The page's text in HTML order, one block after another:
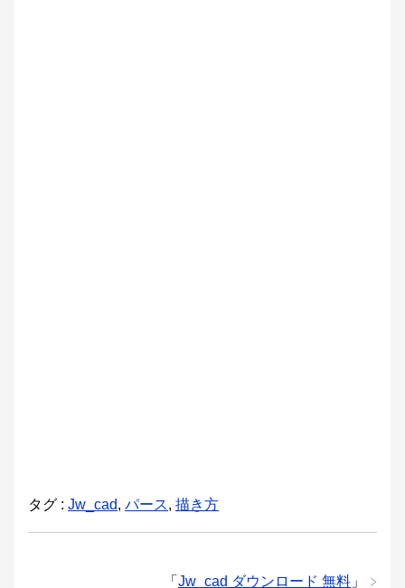
タグ : Jw_cad, パース, 描き方
「 Jw_cad ダウンロード 無料 」